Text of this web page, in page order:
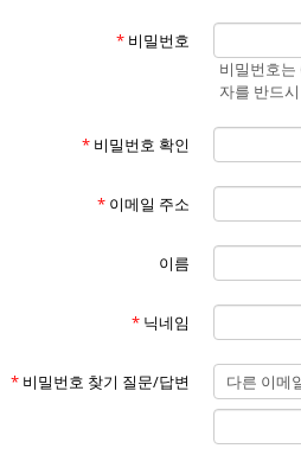
“비회원”이라 함은 회원에 가입하지 않
를 이용하는 자를 말합니다.
“게시물”이라 함은 회원이 홈페이지를 이
한 부호,문자,음성,음향,화상,동영상 등의
각종 파일과 링크 등을 의미합니다.
본 약관은 "홈페이지"의 서비스 화면
홈페이지는 불가피한 여건이나 사정이 있
며 변경할 경우, 적용일자 및 개정사유를
이지"의 초기화면에 7일 이전부터 적용일
소로(회원이 "홈페이지"에 제출한 전자우
통지해야 합니다.
"홈페이지"가 전항에 따라 개정약관을 공
* 비밀번호
비밀번호는
자를 반드
* 비밀번호 확인
* 이메일 주소
이름
* 닉네임
* 비밀번호 찾기 질문/답변